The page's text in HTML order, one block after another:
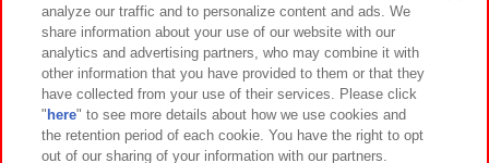
イベント・キャンペーン
関連会社 サステナビリティ サイトポリシー
analyze our traffic and to personalize content and ads. We
share information about your use of our website with our
analytics and advertising partners, who may combine it with
other information that you have provided to them or that they
have collected from your use of their services. Please click
" here" to see more details about how we use cookies and
the retention period of each cookie. You have the right to opt
out of our sharing of your information with our partners.